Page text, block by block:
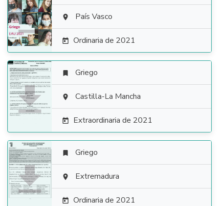
  País Vasco
 Ordinaria de 2021

 Griego
 Castilla-La Mancha
 Extraordinaria de 2021

 Griego
 Extremadura
 Ordinaria de 2021